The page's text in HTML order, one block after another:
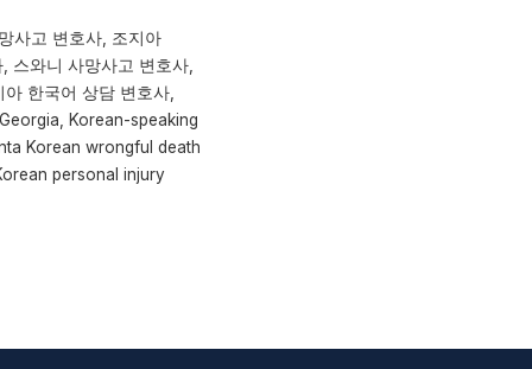
사고 변호사, 조지아
스와니 사망사고 변호사,
한국어 상담 변호사,
Korean-speaking
Korean wrongful death
personal injury